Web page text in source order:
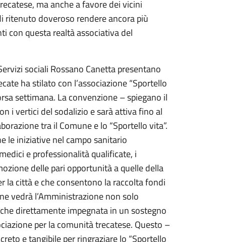
ma anche a favore dei vicini
ritenuto doveroso rendere ancora più
con questa realtà associativa del
sociali Rossano Canetta presentano
ha stilato con l’associazione “Sportello
settimana. La convenzione – spiegano il
i vertici del sodalizio e sarà attiva fino al
tra il Comune e lo “Sportello vita”.
le iniziative nel campo sanitario
e professionalità qualificate, i
delle pari opportunità a quelle della
la città e che consentono la raccolta fondi
vedrà l’Amministrazione non solo
direttamente impegnata in un sostegno
per la comunità trecatese. Questo –
e tangibile per ringraziare lo “Sportello